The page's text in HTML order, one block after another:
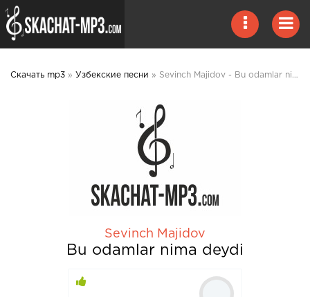
Скачать mp3 » Узбекские песни » Sevinch Majidov - Bu odamlar nima deydi mp3 скачать
Sevinch Majidov
Bu odamlar nima deydi